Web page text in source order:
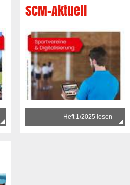
SCM-Aktuell
Heft 1/2025 lesen